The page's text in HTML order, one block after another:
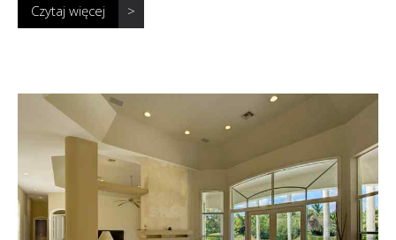
Czytaj więcej >